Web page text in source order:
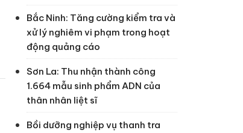
Bắc Ninh: Tăng cường kiểm tra và
xử lý nghiêm vi phạm trong hoạt
động quảng cáo
Sơn La: Thu nhận thành công
1.664 mẫu sinh phẩm ADN của
thân nhân liệt sĩ
Bồi dưỡng nghiệp vụ thanh tra